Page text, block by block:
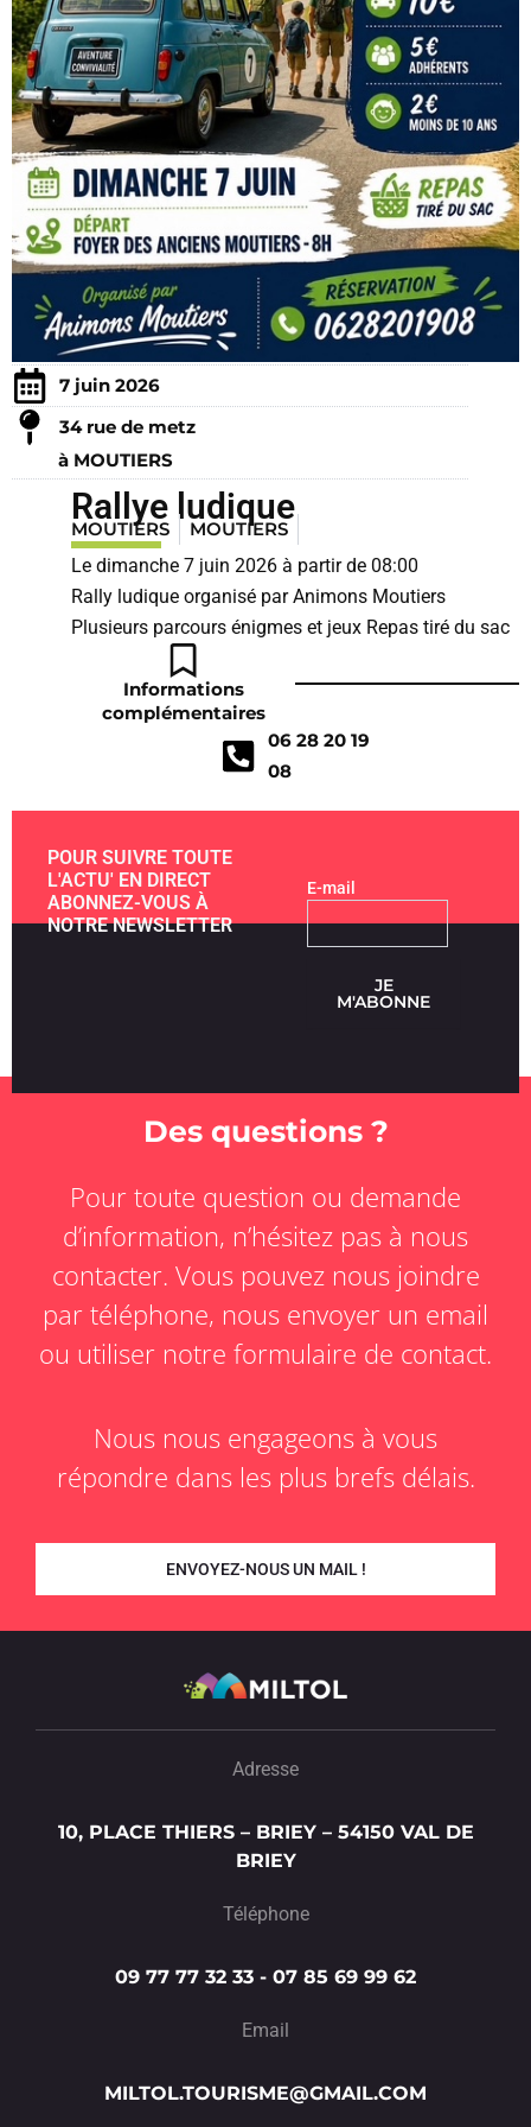
7 juin 2026
34 rue de metz
à MOUTIERS
Rallye ludique
MOUTIERS
MOUTIERS
Le dimanche 7 juin 2026 à partir de 08:00
Rally ludique organisé par Animons Moutiers
Plusieurs parcours énigmes et jeux Repas tiré du sac
Informations
complémentaires
06 28 20 19
08
POUR SUIVRE TOUTE
L'ACTU' EN DIRECT
ABONNEZ-VOUS À
NOTRE NEWSLETTER
E-mail
JE
M'ABONNE
Adresse
10, PLACE THIERS – BRIEY – 54150 VAL DE
BRIEY
Téléphone
09 77 77 32 33 - 07 85 69 99 62
Email
MILTOL.TOURISME@GMAIL.COM
Des questions ?
Pour toute question ou demande
d’information, n’hésitez pas à nous
contacter. Vous pouvez nous joindre
par téléphone, nous envoyer un email
ou utiliser notre formulaire de contact.
Nous nous engageons à vous
répondre dans les plus brefs délais.
ENVOYEZ-NOUS UN MAIL !